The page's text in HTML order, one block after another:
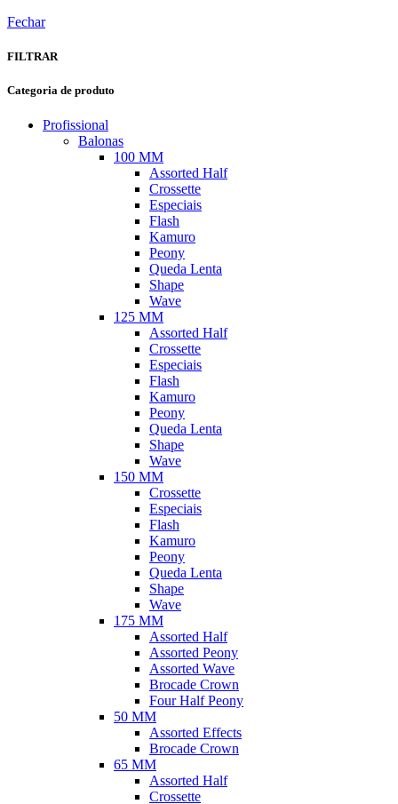
Fechar
FILTRAR
Categoria de produto
Profissional
Balonas
100 MM
Assorted Half
Crossette
Especiais
Flash
Kamuro
Peony
Queda Lenta
Shape
Wave
125 MM
Assorted Half
Crossette
Especiais
Flash
Kamuro
Peony
Queda Lenta
Shape
Wave
150 MM
Crossette
Especiais
Flash
Kamuro
Peony
Queda Lenta
Shape
Wave
175 MM
Assorted Half
Assorted Peony
Assorted Wave
Brocade Crown
Four Half Peony
50 MM
Assorted Effects
Brocade Crown
65 MM
Assorted Half
Crossette